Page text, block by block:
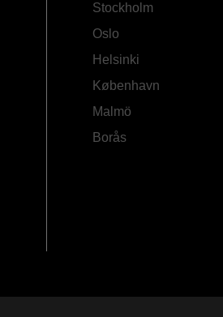
Stockholm
Oslo
Helsinki
København
Malmö
Borås